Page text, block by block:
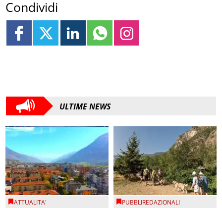
Condividi
ULTIME NEWS
ATTUALITA' PUBBLIREDAZIONALI